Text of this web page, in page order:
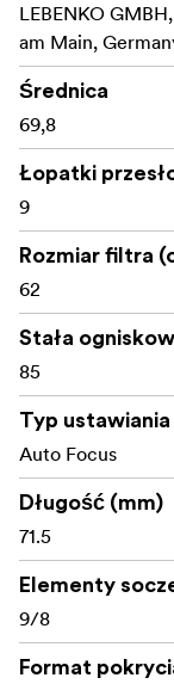
Optical
Weather-
switching
USB port
What’s in the box:
Samyang AF
Rear lens
Lens hood
Let me know if
channel (e.g.,
LEBENKO
am Main,
Średnica
69,8
Łopatki
9
Rozmiar filtra
62
Stała
85
Typ
Auto Focus
Długość (mm)
71.5
Elementy
9/8
Format